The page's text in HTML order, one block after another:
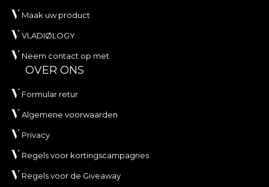
Maak uw product
VLADIØLOGY
Neem contact op met
OVER ONS
Formular retur
Algemene voorwaarden
Privacy
Regels voor kortingscampagnes
Regels voor de Giveaway